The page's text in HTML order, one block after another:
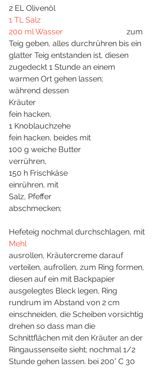
2 EL Olivenöl
1 TL Salz
200 ml Wasser
Teig geben, alles durchrühren bis ein
glatter Teig entstanden ist, diesen
zugedeckt 1 Stunde an einem
warmen Ort gehen lassen;
während dessen
Kräuter
fein hacken,
1 Knoblauchzehe
fein hacken, beides mit
100 g weiche Butter
verrühren,
150 h Frischkäse
einrühren, mit
Salz, Pfeffer
abschmecken;
Hefeteig nochmal durchschlagen, mit
Mehl
ausrollen, Kräutercreme darauf
verteilen, aufrollen, zum Ring formen,
diesen auf ein mit Backpapier
ausgelegtes Bleck legen, Ring
rundrum im Abstand von 2 cm
einschneiden, die Scheiben vorsichtig
drehen so dass man die
Schnittflächen mit den Kräuter an der
Ringaussenseite sieht; nochmal 1/2
Stunde gehen lassen. bei 200° C 30